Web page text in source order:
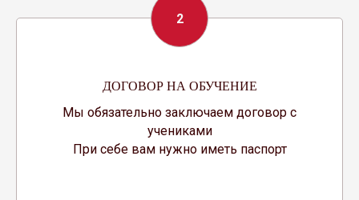
2
ДОГОВОР НА ОБУЧЕНИЕ
Мы обязательно заключаем договор с
учениками
При себе вам нужно иметь паспорт